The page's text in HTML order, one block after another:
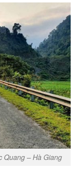
Quang – Hà Giang